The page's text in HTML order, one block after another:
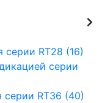
серии RT28 (16)
серии
серии RT36 (40)